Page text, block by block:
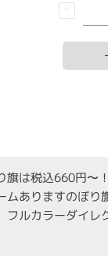
-
旗は税込660円
ムありますのぼ
ルカラーダイ